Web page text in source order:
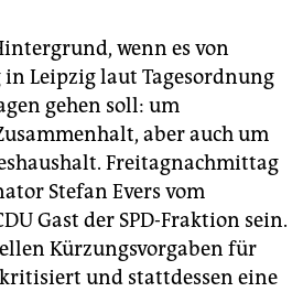
wenn es von
Leipzig laut Tagesordnung
gehen soll: um
aber auch um
Freitagnachmittag
Stefan Evers vom
Gast der SPD-Fraktion sein.
Kürzungsvorgaben für
und stattdessen eine